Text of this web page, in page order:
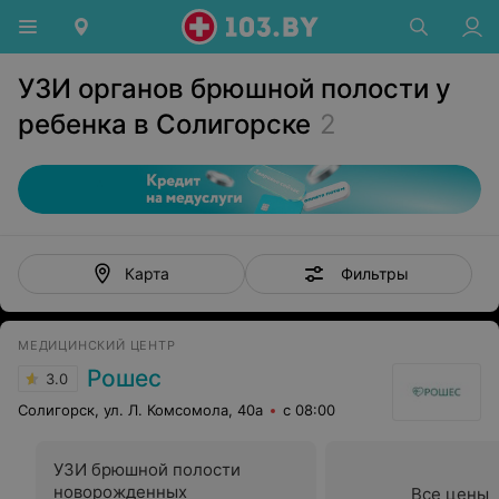
УЗИ органов брюшной полости у
ребенка в Солигорске 2
Карта Фильтры
МЕДИЦИНСКИЙ ЦЕНТР
3.0 Рошес
Солигорск, ул. Л. Комсомола, 40а с 08:00
УЗИ брюшной полости
новорожденных
Все цены